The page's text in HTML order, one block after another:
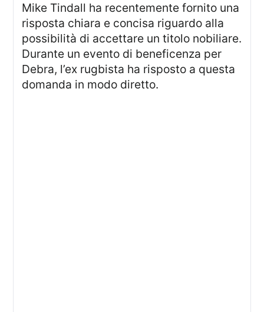
Mike Tindall ha recentemente fornito una
risposta chiara e concisa riguardo alla
possibilità di accettare un titolo nobiliare.
Durante un evento di beneficenza per
Debra, l’ex rugbista ha risposto a questa
domanda in modo diretto.